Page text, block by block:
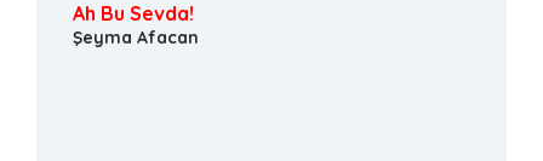
Ah Bu Sevda!
Şeyma Afacan